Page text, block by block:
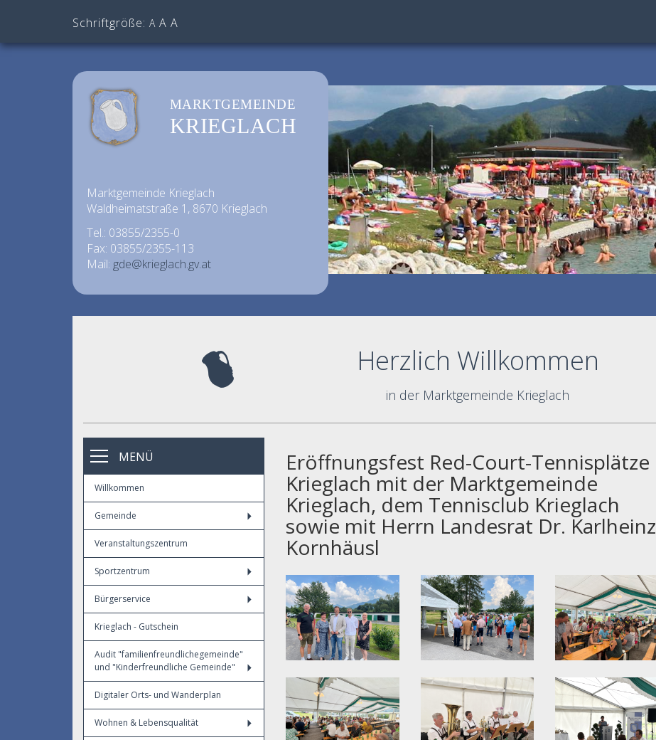
Schriftgröße: A A A
MARKTGEMEINDE
KRIEGLACH
Marktgemeinde Krieglach
Waldheimatstraße 1, 8670 Krieglach
Tel.: 03855/2355-0
Fax: 03855/2355-113
Mail: gde@krieglach.gv.at
Herzlich Willkommen
in der Marktgemeinde Krieglach
MENÜ
Willkommen
Gemeinde
Veranstaltungszentrum
Sportzentrum
Bürgerservice
Krieglach - Gutschein
Audit "familienfreundlichegemeinde"
und "Kinderfreundliche Gemeinde"
Digitaler Orts- und Wanderplan
Wohnen & Lebensqualität
Eröffnungsfest Red-Court-Tennisplätze
Krieglach mit der Marktgemeinde
Krieglach, dem Tennisclub Krieglach
sowie mit Herrn Landesrat Dr. Karlheinz
Kornhäusl